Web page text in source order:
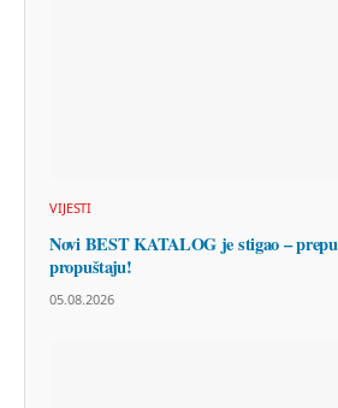
VIJESTI
Novi BEST KATALOG je stigao –
propuštaju!
05.08.2026